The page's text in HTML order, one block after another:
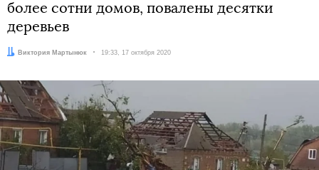
более сотни домов, повалены десятки
деревьев
Автор:Виктория Мартынюк Дата:
19:33, 17 октября 2020